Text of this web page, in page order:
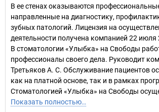
В ее стенах оказываются
направленные на диагностику,
зубных патологий. Лицензия на
деятельности получена компанией 22 июля
В стоматологии «Улыбка» на Свободы
профессионалы своего дела. Руководит
Третьяков А. С. Обслуживание пациентов
как на платной основе, так и в рамках
Стоматологией «Улыбка» на Свободы
Показать полностью…